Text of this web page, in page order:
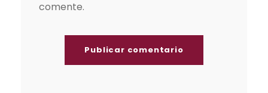
comente.